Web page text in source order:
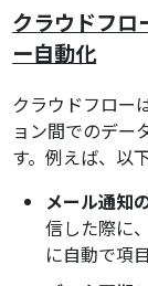
クラウドフロ
ー自動化
クラウドフロー
ョン間でのデー
す。例えば、以
メール通知
信した際に
に自動で項